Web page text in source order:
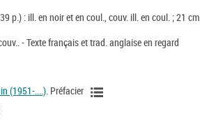
p.) : ill. en noir et en coul., couv. ill. en coul. ; 21 cm
- Texte français et trad. anglaise en regard
(1951-....). Préfacier